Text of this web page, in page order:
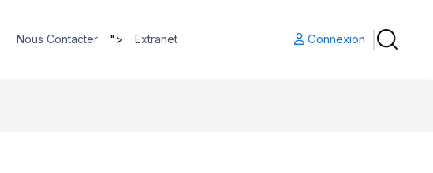
Nous Contacter "> Extranet Connexion